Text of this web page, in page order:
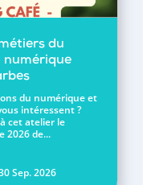
du
numérique
du numérique et
intéressent ?
cet atelier le
2026 de...
Sep. 2026